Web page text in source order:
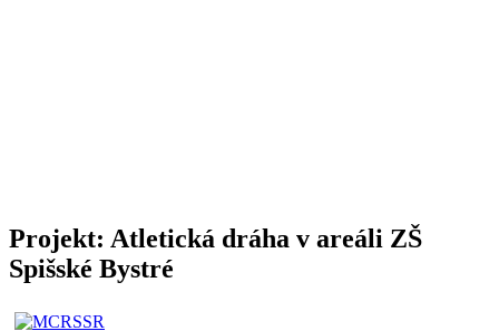
Projekt: Atletická dráha v areáli ZŠ
Spišské Bystré